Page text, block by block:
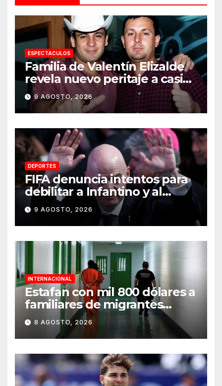
ESPECTACULOS
Familia de Valentín Elizalde
revela nuevo peritaje a casi
20 años de su homîcîdîo
9 AGOSTO, 2026
DEPORTES
FIFA denuncia intentos para
debilitar a Infantino y al
propio organismo
9 AGOSTO, 2026
INTERNACIONAL
Estafan con mil 800 dólares a
familiares de migrantes
detenidos en Estados Unidos;
prometen liberarlos
8 AGOSTO, 2026